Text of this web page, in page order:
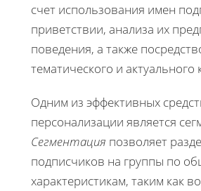
счет использования имен
приветствии, анализа их
поведения, а также
тематического и актуального
Одним из эффективных
персонализации является
Сегментация позволяет
подписчиков на группы по
характеристикам, таким как